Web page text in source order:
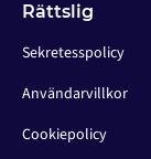
Rättslig
Sekretesspolicy
Användarvillkor
Cookiepolicy